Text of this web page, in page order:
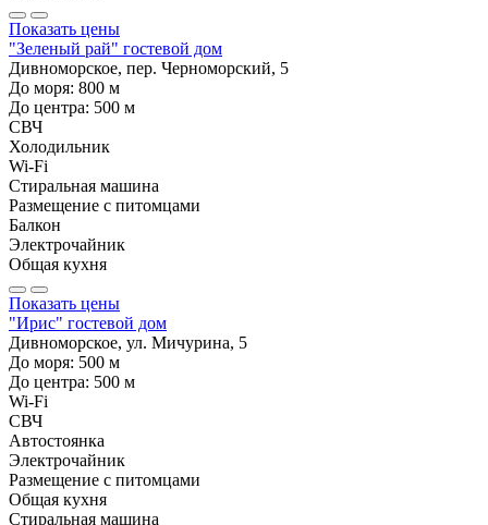
Показать цены
"Зеленый рай" гостевой дом
Дивноморское, пер. Черноморский, 5
До моря: 800 м
До центра: 500 м
СВЧ
Холодильник
Wi-Fi
Стиральная машина
Размещение с питомцами
Балкон
Электрочайник
Общая кухня
Показать цены
"Ирис" гостевой дом
Дивноморское, ул. Мичурина, 5
До моря: 500 м
До центра: 500 м
Wi-Fi
СВЧ
Автостоянка
Электрочайник
Размещение с питомцами
Общая кухня
Стиральная машина